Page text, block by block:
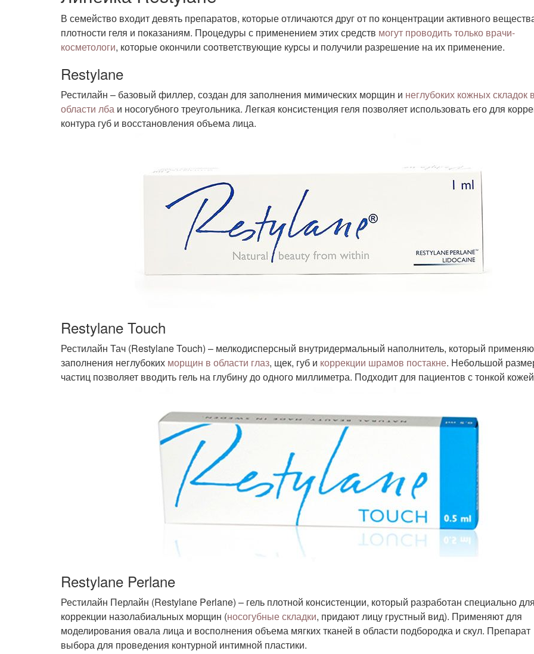
В семейство входит девять препаратов, которые отличаются друг от по концентрации активного
плотности геля и показаниям. Процедуры с применением этих средств могут проводить только врачи-
косметологи, которые окончили соответствующие курсы и получили разрешение на их применение.
Restylane
Рестилайн – базовый филлер, создан для заполнения мимических морщин и неглубоких кожных складок в
области лба и носогубного треугольника. Легкая консистенция геля позволяет использовать его для
контура губ и восстановления объема лица.
Restylane Touch
Рестилайн Тач (Restylane Touch) – мелкодисперсный внутридермальный наполнитель, который
заполнения неглубоких морщин в области глаз, щек, губ и коррекции шрамов постакне. Небольшой
частиц позволяет вводить гель на глубину до одного миллиметра. Подходит для пациентов с тонкой
Restylane Perlane
Рестилайн Перлайн (Restylane Perlane) – гель плотной консистенции, который разработан специально для
коррекции назолабиальных морщин (носогубные складки, придают лицу грустный вид). Применяют для
моделирования овала лица и восполнения объема мягких тканей в области подбородка и скул. Препарат
выбора для проведения контурной интимной пластики.